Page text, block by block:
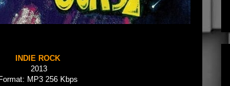
INDIE ROCK
2013
MP3 256 Kbps